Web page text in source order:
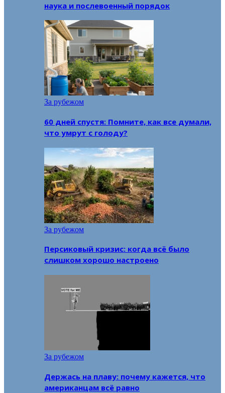
наука и послевоенный порядок
За рубежом
60 дней спустя: Помните, как все думали,
что умрут с голоду?
За рубежом
Персиковый кризис: когда всё было
слишком хорошо настроено
За рубежом
Держась на плаву: почему кажется, что
американцам всё равно